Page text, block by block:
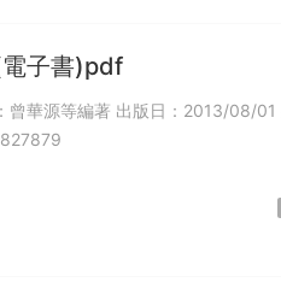
子書)pdf
華源等編著 出版日：2013/08/01